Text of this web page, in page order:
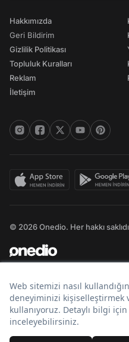
Hakkımızda
Geri Bildirim
Gizlilik Politikası
Topluluk Kuralları
Reklam
İletişim
© 2026 Onedio. Her hakkı
Bir